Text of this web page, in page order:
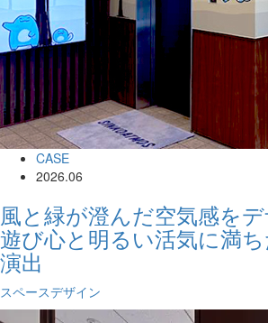
CASE
2026.06
風と緑が澄んだ空気感を
遊び心と明るい活気に満
演出
スペースデザイン